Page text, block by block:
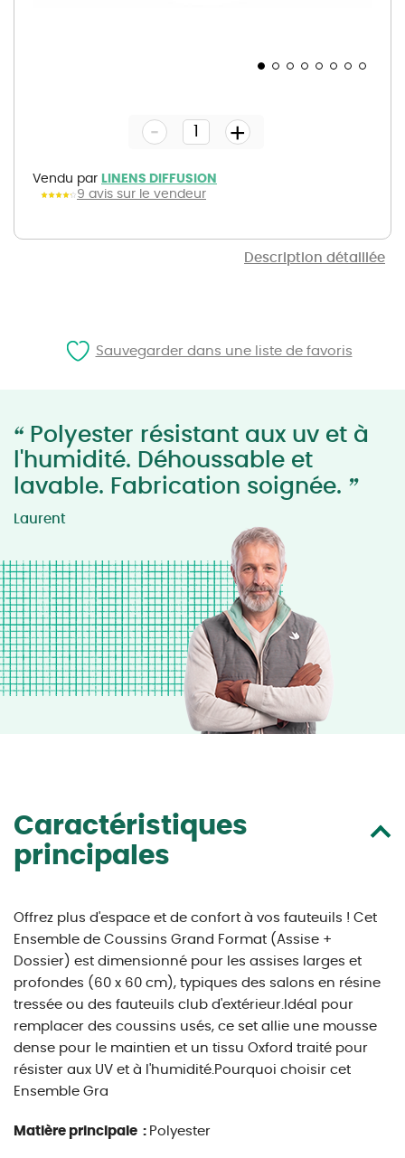
Description détaillée
gallery
Vendu par LINENS DIFFUSION
9 avis sur le vendeur
- +
“ Polyester résistant aux uv et à
l'humidité. Déhoussable et
lavable. Fabrication soignée. ”
Laurent
Caractéristiques
principales
Offrez plus d'espace et de confort à vos fauteuils ! Cet
Ensemble de Coussins Grand Format (Assise +
Dossier) est dimensionné pour les assises larges et
profondes (60 x 60 cm), typiques des salons en résine
tressée ou des fauteuils club d'extérieur.Idéal pour
remplacer des coussins usés, ce set allie une mousse
dense pour le maintien et un tissu Oxford traité pour
résister aux UV et à l'humidité.Pourquoi choisir cet
Ensemble Gra
Matière principale : Polyester
Sauvegarder dans une liste de favoris